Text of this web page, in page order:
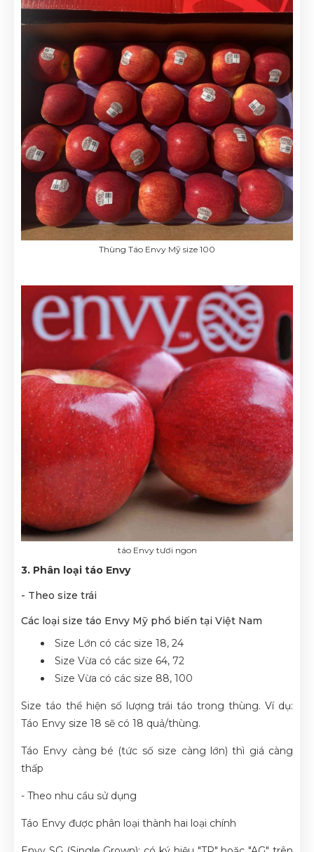
Thùng Táo Envy Mỹ size 100
táo Envy tươi ngon
3. Phân loại táo Envy
- Theo size trái
Các loại size táo Envy Mỹ phổ biến tại Việt Nam
Size Lớn có các size 18, 24
Size Vừa có các size 64, 72
Size Vừa có các size 88, 100
Size táo thể hiện số lượng trái táo trong thùng. Ví dụ:
Táo Envy size 18 sẽ có 18 quả/thùng.
Táo Envy càng bé (tức số size càng lớn) thì giá càng
thấp
- Theo nhu cầu sử dụng
Táo Envy được phân loại thành hai loại chính